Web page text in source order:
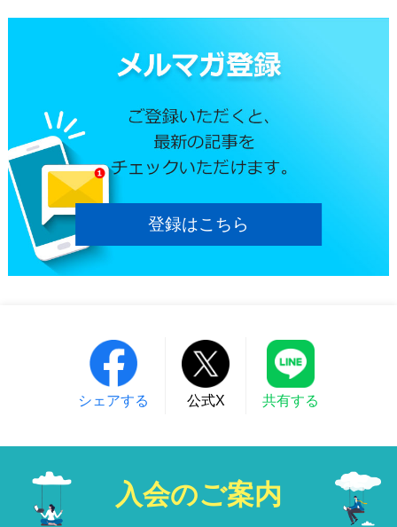
登録はこちら
シェアする 公式X 共有する
入会のご案内